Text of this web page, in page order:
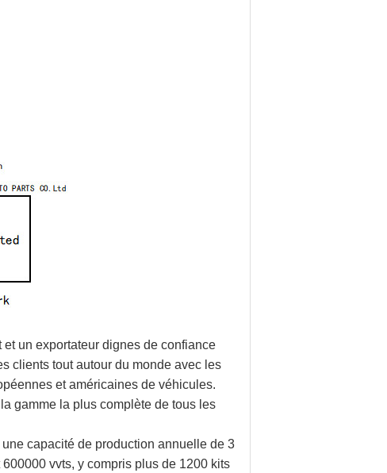
un exportateur dignes de confiance
clients tout autour du monde avec les
et américaines de véhicules.
gamme la plus complète de tous les
capacité de production annuelle de 3
vvts, y compris plus de 1200 kits